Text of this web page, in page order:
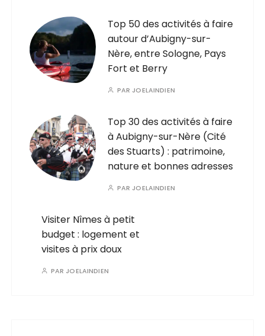
Top 50 des activités à faire
autour d’Aubigny-sur-
Nère, entre Sologne, Pays
Fort et Berry
PAR JOELAINDIEN
Top 30 des activités à faire
à Aubigny-sur-Nère (Cité
des Stuarts) : patrimoine,
nature et bonnes adresses
PAR JOELAINDIEN
Visiter Nîmes à petit
budget : logement et
visites à prix doux
PAR JOELAINDIEN